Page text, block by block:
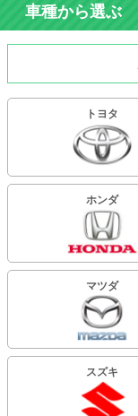
車種から選ぶ
トヨタ
ホンダ
マツダ
スズキ